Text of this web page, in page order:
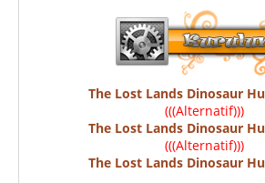
The Lost Lands Dinosaur
(((Alternatif)))
The Lost Lands Dinosaur
(((Alternatif)))
The Lost Lands Dinosaur